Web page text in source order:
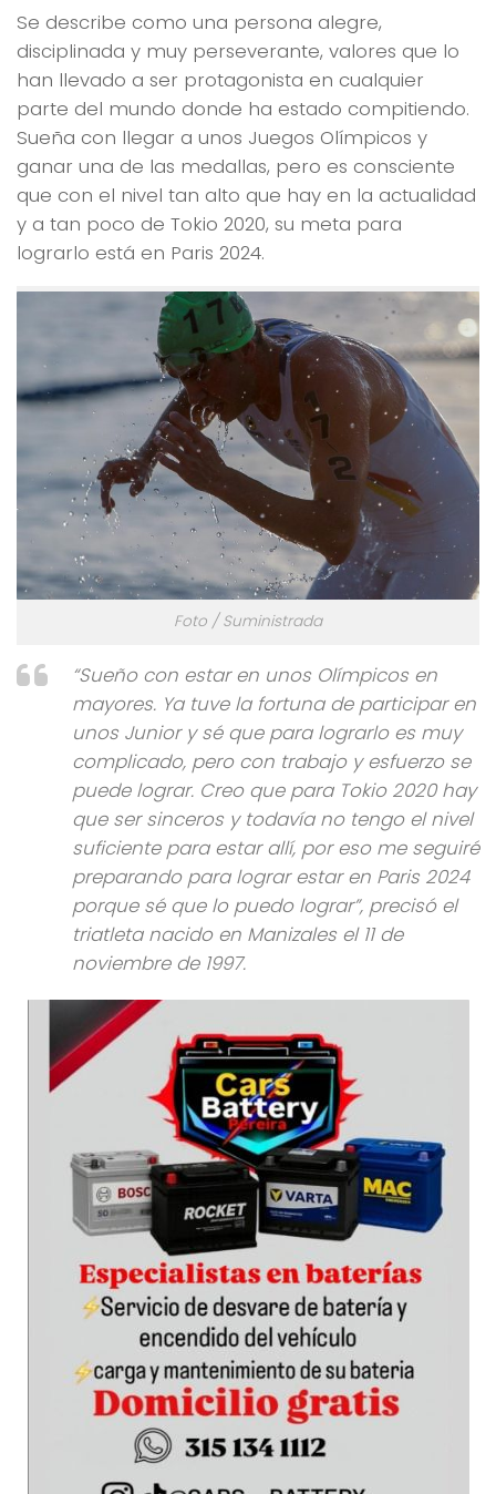
Se describe como una persona alegre,
disciplinada y muy perseverante, valores que lo
han llevado a ser protagonista en cualquier
parte del mundo donde ha estado compitiendo.
Sueña con llegar a unos Juegos Olímpicos y
ganar una de las medallas, pero es consciente
que con el nivel tan alto que hay en la actualidad
y a tan poco de Tokio 2020, su meta para
lograrlo está en Paris 2024.
Foto / Suministrada
“Sueño con estar en unos Olímpicos en
mayores. Ya tuve la fortuna de participar en
unos Junior y sé que para lograrlo es muy
complicado, pero con trabajo y esfuerzo se
puede lograr. Creo que para Tokio 2020 hay
que ser sinceros y todavía no tengo el nivel
suficiente para estar allí, por eso me seguiré
preparando para lograr estar en Paris 2024
porque sé que lo puedo lograr”, precisó el
triatleta nacido en Manizales el 11 de
noviembre de 1997.